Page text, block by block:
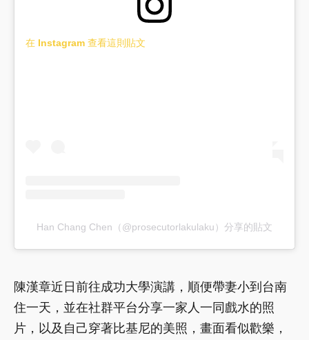
在 Instagram 查看這則貼文
Han Chang Chen（@prosecutorlakulaku）分享的貼文
陳漢章近日前往成功大學演講，順便帶妻小到台南
住一天，並在社群平台分享一家人一同戲水的照
片，以及自己穿著比基尼的美照，畫面看似歡樂，